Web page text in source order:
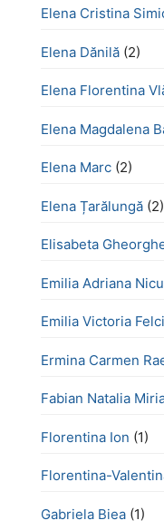
Elena Cristina
Elena Dănilă (2)
Elena Florentina
Elena Magdalena
Elena Marc (2)
Elena Țarălungă (2)
Elisabeta
Emilia Adriana
Emilia Victoria
Ermina Carmen
Fabian Natalia
Florentina Ion (1)
Florentina-
Gabriela Biea (1)